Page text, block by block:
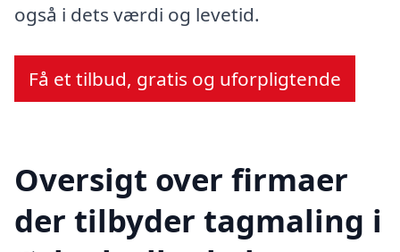
også i dets værdi og levetid.
Få et tilbud, gratis og uforpligtende
Oversigt over firmaer
der tilbyder tagmaling i